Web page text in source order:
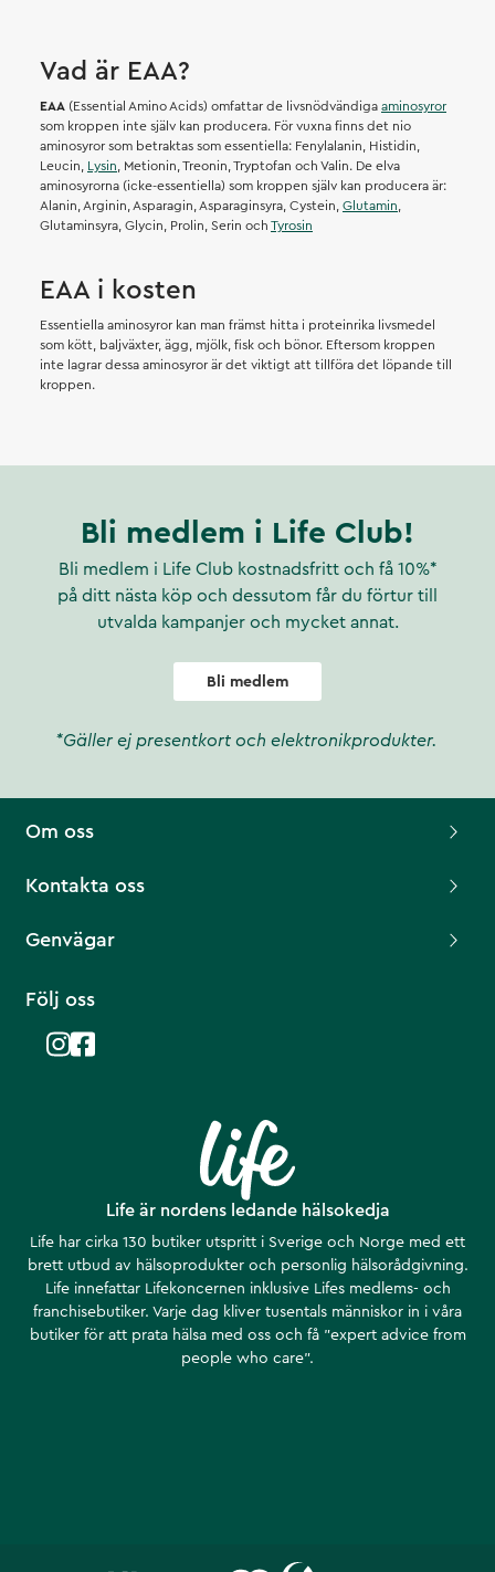
Vad är EAA?
EAA (Essential Amino Acids) omfattar de livsnödvändiga aminosyror
som kroppen inte själv kan producera. För vuxna finns det nio
aminosyror som betraktas som essentiella: Fenylalanin, Histidin,
Leucin,
Lysin , Metionin, Treonin, Tryptofan och Valin. De elva
aminosyrorna (icke-essentiella) som kroppen själv kan producera är:
Alanin, Arginin, Asparagin, Asparaginsyra, Cystein, Glutamin
Glutaminsyra, Glycin, Prolin, Serin och Tyrosin
EAA i kosten
Essentiella aminosyror kan man främst hitta i proteinrika livsmedel
som kött, baljväxter, ägg, mjölk, fisk och bönor. Eftersom kroppen
inte lagrar dessa aminosyror är det viktigt att tillföra det löpande till
kroppen.
Bli medlem i Life Club!
Bli medlem i Life Club kostnadsfritt och få 10%*
på ditt nästa köp och dessutom får du förtur till
utvalda kampanjer och mycket annat.
Bli medlem
*Gäller ej presentkort och elektronikprodukter.
Life är nordens ledande hälsokedja
Life har cirka 130 butiker utspritt i Sverige och Norge med ett
brett utbud av hälsoprodukter och personlig hälsorådgivning.
Life innefattar Lifekoncernen inklusive Lifes medlems- och
franchisebutiker. Varje dag kliver tusentals människor in i våra
butiker för att prata hälsa med oss och få ”expert advice from
people who care”.
Om oss
Kontakta oss
Genvägar
Följ oss